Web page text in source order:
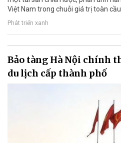
Việt Nam trong chuỗi giá trị toàn
Phát triển xanh
Bảo tàng Hà Nội chính
du lịch cấp thành phố